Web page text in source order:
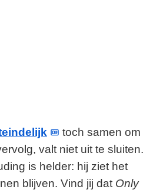
toch samen om
valt niet uit te sluiten.
is helder: hij ziet het
blijven. Vind jij dat Only